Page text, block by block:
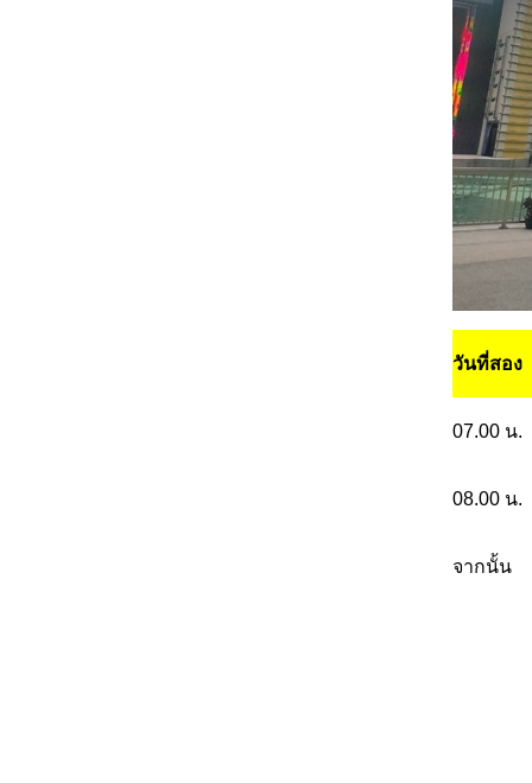
วันที่สอง
07.00 น.
08.00 น.
จากนั้น